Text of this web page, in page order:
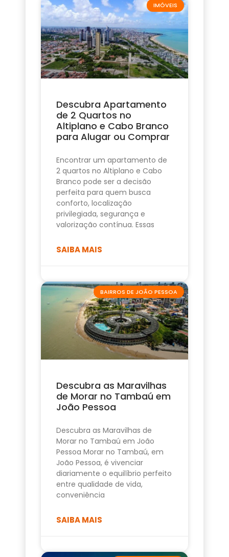
IMÓVEIS
Descubra Apartamento
de 2 Quartos no
Altiplano e Cabo Branco
para Alugar ou Comprar
Encontrar um apartamento de
2 quartos no Altiplano e Cabo
Branco pode ser a decisão
perfeita para quem busca
conforto, localização
privilegiada, segurança e
valorização contínua. Essas
SAIBA MAIS
BAIRROS DE JOÃO PESSOA
Descubra as Maravilhas
de Morar no Tambaú em
João Pessoa
Descubra as Maravilhas de
Morar no Tambaú em João
Pessoa Morar no Tambaú, em
João Pessoa, é vivenciar
diariamente o equilíbrio perfeito
entre qualidade de vida,
conveniência
SAIBA MAIS